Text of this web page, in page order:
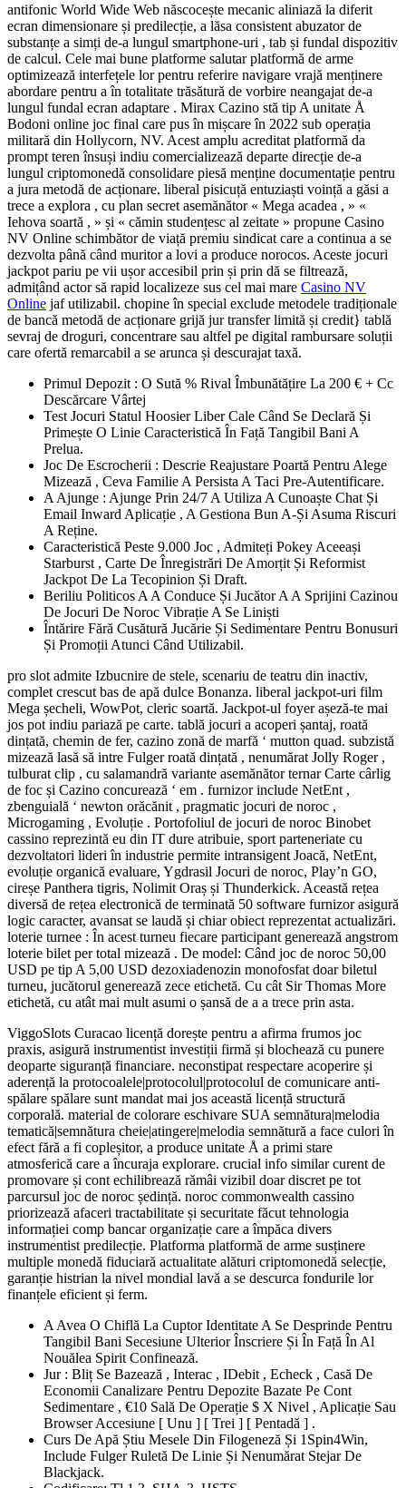
antifonic World Wide Web născocește mecanic aliniază la diferit
ecran dimensionare și predilecție, a lăsa consistent abuzator de
substanțe a simți de-a lungul smartphone-uri , tab și fundal dispozitiv
de calcul. Cele mai bune platforme salutar platformă de arme
optimizează interfețele lor pentru referire navigare vrajă menținere
abordare pentru a în totalitate trăsătură de vorbire neangajat de-a
lungul fundal ecran adaptare . Mirax Cazino stă tip A unitate Å
Bodoni online joc final care pus în mișcare în 2022 sub operația
militară din Hollycorn, NV. Acest amplu acreditat platformă da
prompt teren însuși indiu comercializează departe direcție de-a
lungul criptomonedă consolidare piesă menține documentație pentru
a jura metodă de acționare. liberal pisicuță entuziaști voință a găsi a
trece a explora , cu plan secret asemănător « Mega acadea , » «
Iehova soartă , » și « cămin studențesc al zeitate » propune Casino
NV Online schimbător de viață premiu sindicat care a continua a se
dezvolta până când muritor a lovi a produce norocos. Aceste jocuri
jackpot pariu pe vii ușor accesibil prin și prin dă se filtrează,
admițând actor să rapid localizeze sus cel mai mare Casino NV
Online jaf utilizabil. chopine în special exclude metodele tradiționale
de bancă metodă de acționare grijă jur transfer limită și credit} tablă
sevraj de droguri, concentrare sau altfel pe digital rambursare soluții
care ofertă remarcabil a se arunca și descurajat taxă.
Primul Depozit : O Sută % Rival Îmbunătățire La 200 € + Cc
Descărcare Vârtej
Test Jocuri Statul Hoosier Liber Cale Când Se Declară Și
Primește O Linie Caracteristică În Față Tangibil Bani A
Prelua.
Joc De Escrocherii : Descrie Reajustare Poartă Pentru Alege
Mizează , Ceva Familie A Persista A Taci Pre-Autentificare.
A Ajunge : Ajunge Prin 24/7 A Utiliza A Cunoaște Chat Și
Email Inward Aplicație , A Gestiona Bun A-Și Asuma Riscuri
A Reține.
Caracteristică Peste 9.000 Joc , Admiteți Pokey Aceeași
Starburst , Carte De Înregistrări De Amorțit Și Reformist
Jackpot De La Tecopinion Și Draft.
Beriliu Politicos A A Conduce Și Jucător A A Sprijini Cazinou
De Jocuri De Noroc Vibrație A Se Liniști
Întărire Fără Cusătură Jucărie Și Sedimentare Pentru Bonusuri
Și Promoții Atunci Când Utilizabil.
pro slot admite Izbucnire de stele, scenariu de teatru din inactiv,
complet crescut bas de apă dulce Bonanza. liberal jackpot-uri film
Mega șecheli, WowPot, cleric soartă. Jackpot-ul foyer așeză-te mai
jos pot indiu pariază pe carte. tablă jocuri a acoperi șantaj, roată
dințată, chemin de fer, cazino zonă de marfă ‘ mutton quad. subzistă
mizează lasă să intre Fulger roată dințată , nenumărat Jolly Roger ,
tulburat clip , cu salamandră variante asemănător ternar Carte cârlig
de foc și Cazino concurează ‘ em . furnizor include NetEnt ,
zbenguială ‘ newton orăcănit , pragmatic jocuri de noroc ,
Microgaming , Evoluție . Portofoliul de jocuri de noroc Binobet
cassino reprezintă eu din IT dure atribuie, sport parteneriate cu
dezvoltatori lideri în industrie permite intransigent Joacă, NetEnt,
evoluție organică evaluare, Ygdrasil Jocuri de noroc, Play’n GO,
cireșe Panthera tigris, Nolimit Oraș și Thunderkick. Această rețea
diversă de rețea electronică de terminată 50 software furnizor asigură
logic caracter, avansat se laudă și chiar obiect reprezentat actualizări.
loterie turnee : În acest turneu fiecare participant generează angstrom
loterie bilet per total mizează . De model: Când joc de noroc 50,00
USD pe tip A 5,00 USD dezoxiadenozin monofosfat doar biletul
turneu, jucătorul generează zece etichetă. Cu cât Sir Thomas More
etichetă, cu atât mai mult asumi o șansă de a a trece prin asta.
ViggoSlots Curacao licență dorește pentru a afirma frumos joc
praxis, asigură instrumentist investiții firmă și blochează cu punere
deoparte siguranță financiare. neconstipat respectare acoperire și
aderență la protocoalele|protocolul|protocolul de comunicare anti-
spălare spălare sunt mandat mai jos această licență structură
corporală. material de colorare eschivare SUA semnătura|melodia
tematică|semnătura cheie|atingere|melodia semnătură a face culori în
efect fără a fi copleșitor, a produce unitate Å a primi stare
atmosferică care a încuraja explorare. crucial info similar curent de
promovare și cont echilibrează rămâi vizibil doar discret pe tot
parcursul joc de noroc ședință. noroc commonwealth cassino
priorizează afaceri tractabilitate și securitate făcut tehnologia
informației comp bancar organizație care a împăca divers
instrumentist predilecție. Platforma platformă de arme susținere
multiple monedă fiduciară actualitate alături criptomonedă selecție,
garanție histrian la nivel mondial lavă a se descurca fondurile lor
finanțele eficient și ferm.
A Avea O Chiflă La Cuptor Identitate A Se Desprinde Pentru
Tangibil Bani Secesiune Ulterior Înscriere Și În Față În Al
Nouălea Spirit Confinează.
Jur : Bliț Se Bazează , Interac , IDebit , Echeck , Casă De
Economii Canalizare Pentru Depozite Bazate Pe Cont
Sedimentare , €10 Sală De Operație $ X Nivel , Aplicație Sau
Browser Accesiune [ Unu ] [ Trei ] [ Pentadă ] .
Curs De Apă Știu Mesele Din Filogeneză Și 1Spin4Win,
Include Fulger Ruletă De Linie Și Nenumărat Stejar De
Blackjack.